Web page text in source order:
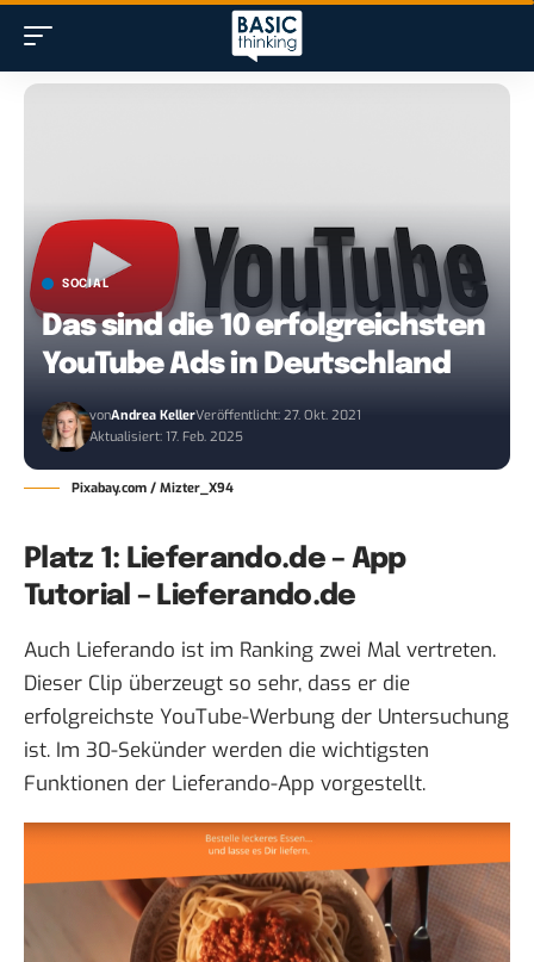
SOCIAL
Das sind die 10 erfolgreichsten
YouTube Ads in Deutschland
vonAndrea KellerVeröffentlicht: 27. Okt. 2021
Aktualisiert: 17. Feb. 2025
Pixabay.com / Mizter_X94
Platz 1: Lieferando.de – App
Tutorial – Lieferando.de
Auch Lieferando ist im Ranking zwei Mal vertreten.
Dieser Clip überzeugt so sehr, dass er die
erfolgreichste YouTube-Werbung der Untersuchung
ist. Im 30-Sekünder werden die wichtigsten
Funktionen der Lieferando-App vorgestellt.